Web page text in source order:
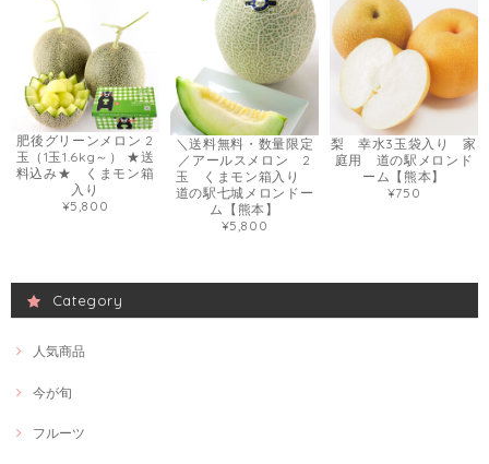
肥後グリーンメロン 2
玉（1玉1.6kg～） ★送
料込み★ くまモン箱
入り
¥5,800
＼送料無料・数量限定
／アールスメロン 2
玉 くまモン箱入り
道の駅七城メロンドー
ム【熊本】
¥5,800
梨 幸水3玉袋入り 家
庭用 道の駅メロンド
ーム【熊本】
¥750
Category
人気商品
今が旬
フルーツ